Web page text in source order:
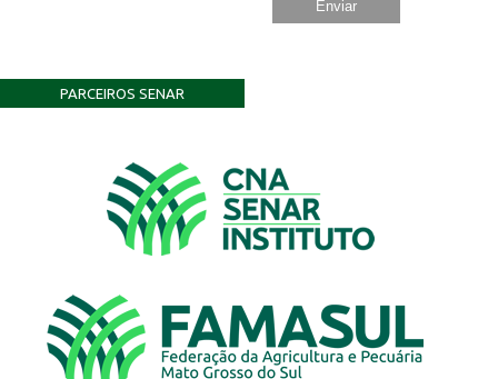
PARCEIROS SENAR